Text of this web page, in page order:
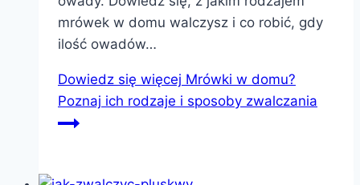
mrówek w domu walczysz i co robić, gdy
ilość owadów…
Dowiedz się więcej Mrówki w domu?
Poznaj ich rodzaje i sposoby zwalczania